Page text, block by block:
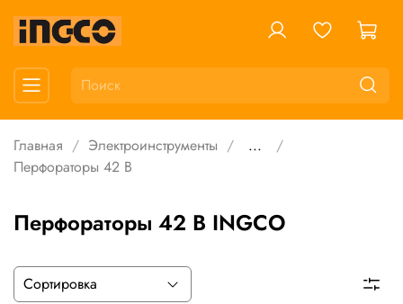
Главная Электроинструменты
...
Перфораторы 42 В
Перфораторы 42 В INGCO